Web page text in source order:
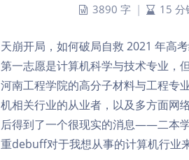
3890 字 | 15 分
天崩开局，如何破局自救 2021 年高
第一志愿是计算机科学与技术专业，
河南工程学院的高分子材料与工程专
机相关行业的从业者，以及多方面网
后得到了一个很现实的消息——二本
重debuff对于我想从事的计算机行业